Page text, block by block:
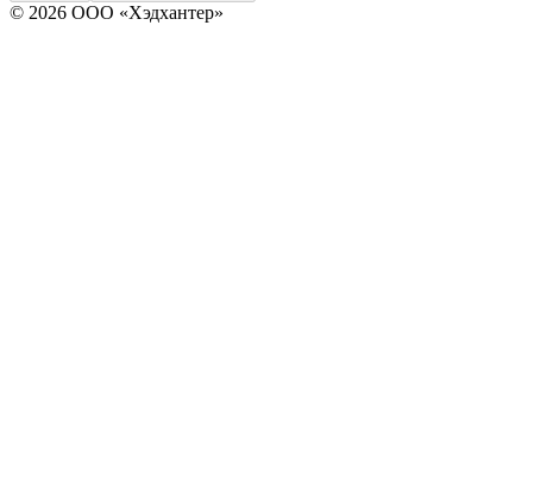
© 2026 ООО «Хэдхантер»